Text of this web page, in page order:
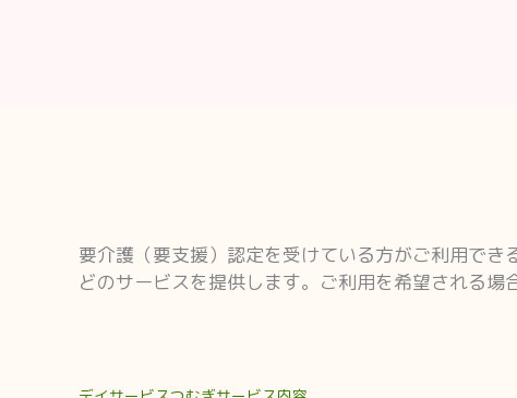
要介護（要支援）認定を受けている方がご利用で
どのサービスを提供します。ご利用を希望される場